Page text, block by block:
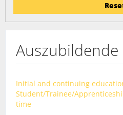
Auszubildende
Initial and continuing
Student/Trainee/
time